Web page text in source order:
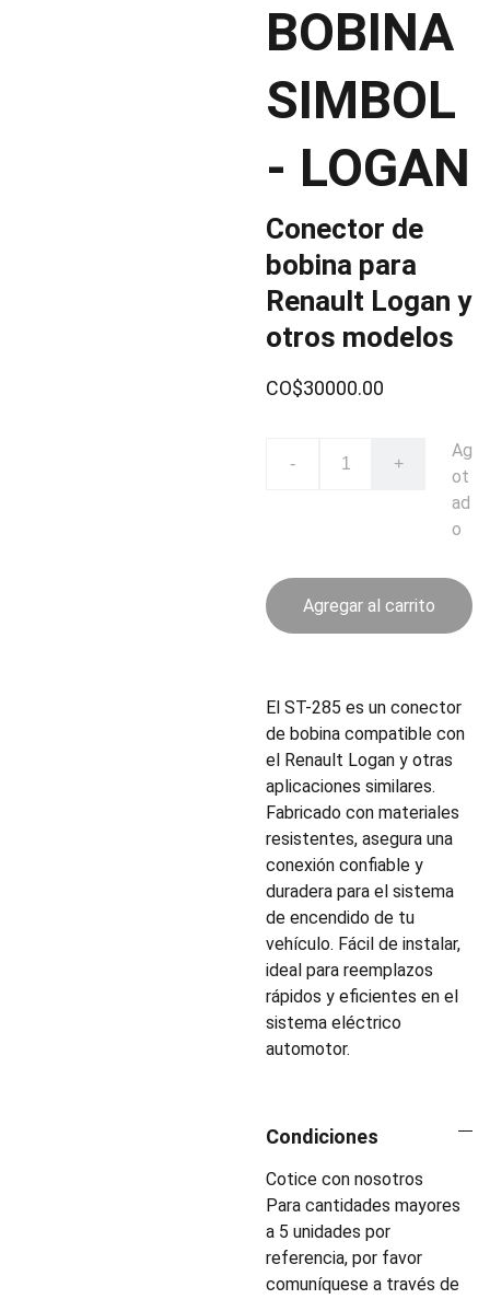
BOBINA
SIMBOL
- LOGAN
Conector de
bobina para
Renault Logan y
otros modelos
CO$30000.00
- +
Ag
ot
ad
o
Agregar al carrito
El ST-285 es un conector
de bobina compatible con
el Renault Logan y otras
aplicaciones similares.
Fabricado con materiales
resistentes, asegura una
conexión confiable y
duradera para el sistema
de encendido de tu
vehículo. Fácil de instalar,
ideal para reemplazos
rápidos y eficientes en el
sistema eléctrico
automotor.
Condiciones
Cotice con nosotros
Para cantidades mayores
a 5 unidades por
referencia, por favor
comuníquese a través de